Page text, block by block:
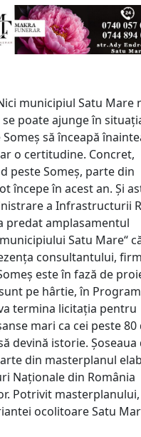
municipiul Satu Mare
poate ajunge în
să înceapă
o certitudine. Concret,
peste Someș, parte din
începe în acest an. Și
a Infrastructurii
predat amplasamentul
Satu Mare“
consultantului,
este în fază de
pe hârtie, în
termina licitația pentru
mari ca cei peste 80
devină istorie. Șoseaua
din masterplanul
Naționale din România
Potrivit masterplanului,
ocolitoare Satu